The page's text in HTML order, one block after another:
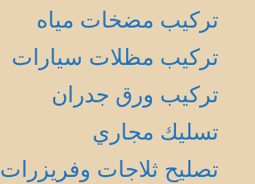
تركيب مضخات مياه
تركيب مظلات سيارات
تركيب ورق جدران
تسليك مجاري
تصليح ثلاجات وفريزرات